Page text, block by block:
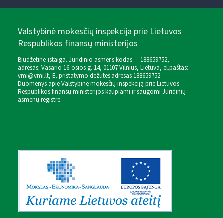
Valstybinė mokesčių inspekcija prie Lietuvos
Respublikos finansų ministerijos
Biudžetinė įstaiga. Juridinio asmens kodas — 188659752,
adresas: Vasario 16-osios g. 14, 01107 Vilnius, Lietuva, el.paštas:
vmi@vmi.lt, E. pristatymo dėžutės adresas 188659752
Duomenys apie Valstybinę mokesčių inspekciją prie Lietuvos
Respublikos finansų ministerijos kaupiami ir saugomi Juridinių
asmenų registre